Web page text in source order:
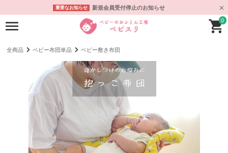
重要なお知らせ 新規会員受付停止のお知らせ
0
全商品 ベビー布団単品 ベビー敷き布団